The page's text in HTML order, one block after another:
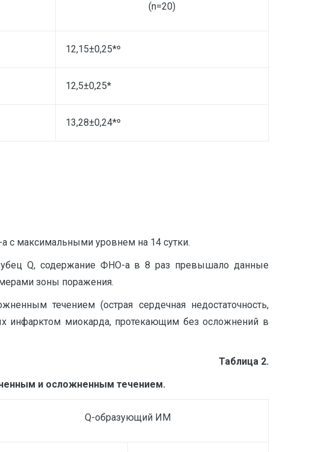
(n=20)
12,15±0,25*º
12,5±0,25*
13,28±0,24*º
с максимальными уровнем на 14 сутки.
Q, содержание ФНО-а в 8 раз превышало данные
зоны поражения.
течением (острая сердечная недостаточность,
инфарктом миокарда, протекающим без осложнений в
Таблица 2.
и осложненным течением.
Q-образующий ИМ